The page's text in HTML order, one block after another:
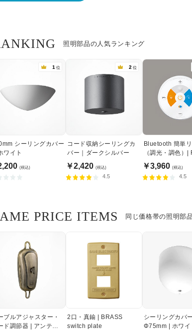
照明部品の人気ランキング
1 位
シーリングカバー
ワイト
(税込)
2 位
コード収納シーリングカ
バー｜ダークシルバー
￥2,420 (税込)
4.5
Bluetooth 簡単
（調光・調色）|
￥3,960 (税込)
4.5
同じ価格帯の照明部品
PRICE ITEMS
ブルアジャスター・
ド調節器 | アンティ
2口・真鍮 | BRASS
switch plate
シーリングカバ
Φ75mm | ホワイ